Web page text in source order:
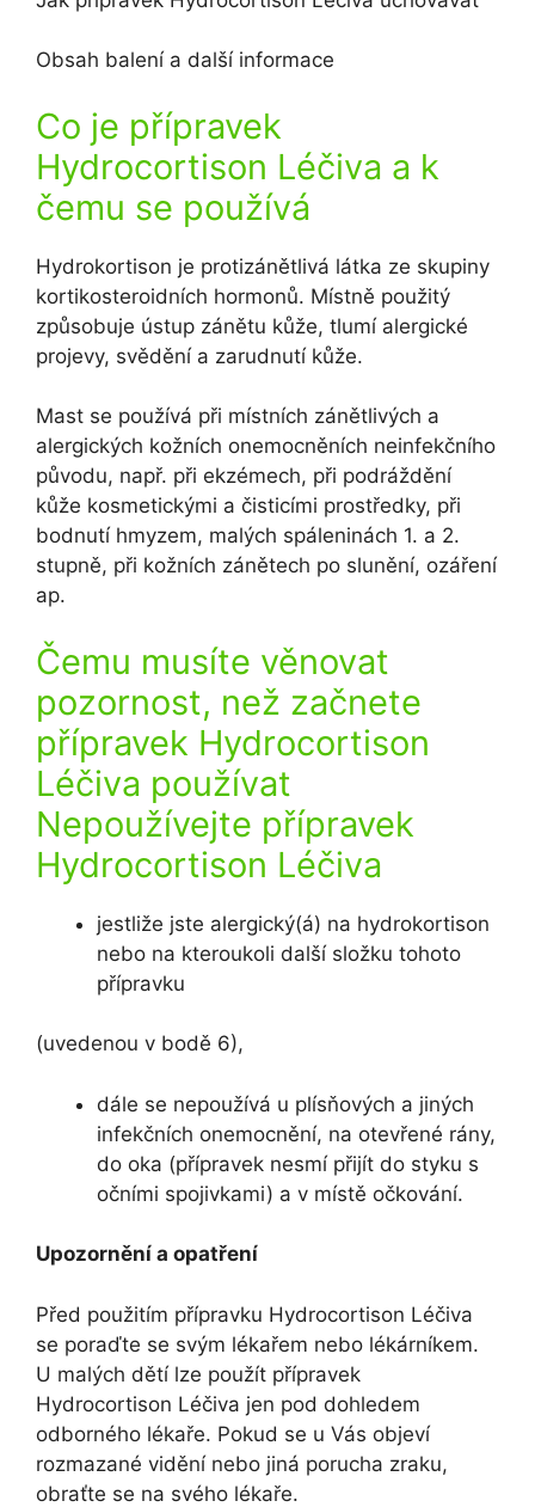
Obsah balení a další informace
Co je přípravek
Hydrocortison Léčiva a k
čemu se používá
Hydrokortison je protizánětlivá látka ze skupiny
kortikosteroidních hormonů. Místně použitý
způsobuje ústup zánětu kůže, tlumí alergické
projevy, svědění a zarudnutí kůže.
Mast se používá při místních zánětlivých a
alergických kožních onemocněních neinfekčního
původu, např. při ekzémech, při podráždění
kůže kosmetickými a čisticími prostředky, při
bodnutí hmyzem, malých spáleninách 1. a 2.
stupně, při kožních zánětech po slunění, ozáření
ap.
Čemu musíte věnovat
pozornost, než začnete
přípravek Hydrocortison
Léčiva používat
Nepoužívejte přípravek
Hydrocortison Léčiva
jestliže jste alergický(á) na hydrokortison
nebo na kteroukoli další složku tohoto
přípravku
(uvedenou v bodě 6),
dále se nepoužívá u plísňových a jiných
infekčních onemocnění, na otevřené rány,
do oka (přípravek nesmí přijít do styku s
očními spojivkami) a v místě očkování.
Upozornění a opatření
Před použitím přípravku Hydrocortison Léčiva
se poraďte se svým lékařem nebo lékárníkem.
U malých dětí lze použít přípravek
Hydrocortison Léčiva jen pod dohledem
odborného lékaře. Pokud se u Vás objeví
rozmazané vidění nebo jiná porucha zraku,
obraťte se na svého lékaře.